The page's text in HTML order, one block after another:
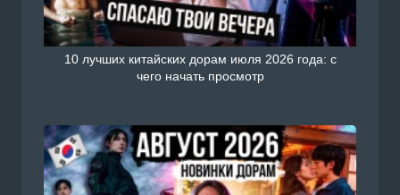
10 лучших китайских дорам июля 2026 года: с
чего начать просмотр